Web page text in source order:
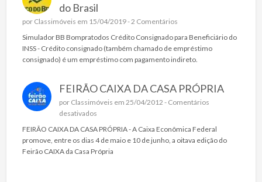
do Brasil
por Classimóveis em 15/04/2019 - 2 Comentários
Simulador BB Bompratodos Crédito Consignado para Beneficiário do
INSS - Crédito consignado (também chamado de empréstimo
consignado) é um empréstimo com pagamento indireto.
FEIRÃO CAIXA DA CASA PRÓPRIA
por Classimóveis em 25/04/2012 - Comentários
desativados
F
E
FEIRÃO CAIXA DA CASA PRÓPRIA - A Caixa Econômica Federal
promove, entre os dias 4 de maio e 10 de junho, a oitava edição do
Feirão CAIXA da Casa Própria